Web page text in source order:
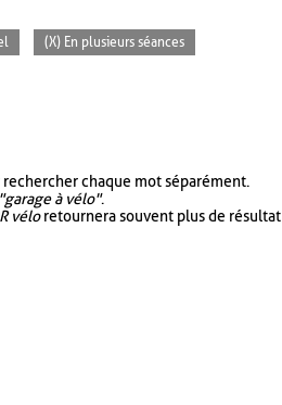
(X) En plusieurs séances
chaque mot séparément.
"garage à vélo".
véloretournera souvent plus de résultat